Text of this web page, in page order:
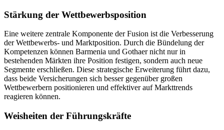
Stärkung der Wettbewerbsposition
Eine weitere zentrale Komponente der Fusion ist die Verbesserung
der Wettbewerbs- und Marktposition. Durch die Bündelung der
Kompetenzen können Barmenia und Gothaer nicht nur in
bestehenden Märkten ihre Position festigen, sondern auch neue
Segmente erschließen. Diese strategische Erweiterung führt dazu,
dass beide Versicherungen sich besser gegenüber großen
Wettbewerbern positionieren und effektiver auf Markttrends
reagieren können.
Weisheiten der Führungskräfte